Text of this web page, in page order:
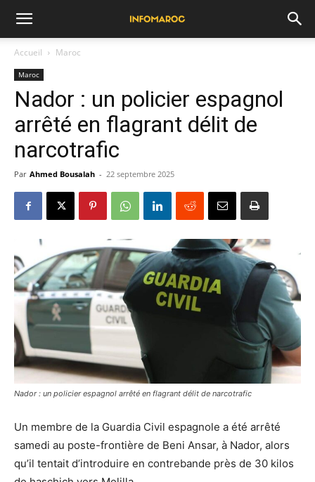
Accueil Maroc
Maroc
Nador : un policier espagnol
arrêté en flagrant délit de
narcotrafic
Par Ahmed Bousalah - 22 septembre 2025
Nador : un policier espagnol arrêté en flagrant délit de narcotrafic
Un membre de la Guardia Civil espagnole a été arrêté
samedi au poste-frontière de Beni Ansar, à Nador, alors
qu’il tentait d’introduire en contrebande près de 30 kilos